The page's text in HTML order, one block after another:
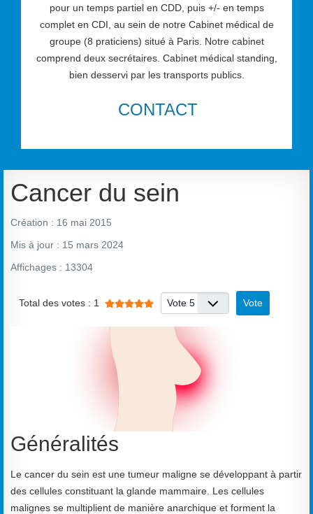
pour un temps partiel en CDD, puis +/- en temps
complet en CDI, au sein de notre Cabinet médical de
groupe (8 praticiens) situé à Paris. Notre cabinet
comprend deux secrétaires. Cabinet médical standing,
bien desservi par les transports publics.
CONTACT
Cancer du sein
Création : 16 mai 2015
Mis à jour : 15 mars 2024
Affichages : 13304
Total des votes : 1 Veuillez voter
Généralités
Le cancer du sein est une tumeur maligne se développant à partir
des cellules constituant la glande mammaire. Les cellules
malignes se multiplient de manière anarchique et forment la